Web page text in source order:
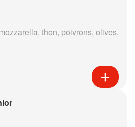
thon, poivrons, olives,